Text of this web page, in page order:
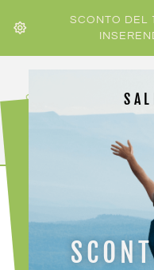
SCONTO DEL
HOME /SALOMON /